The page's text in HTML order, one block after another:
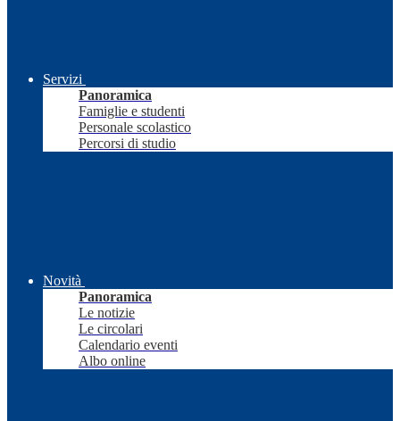
Servizi
Panoramica
Famiglie e studenti
Personale scolastico
Percorsi di studio
Novità
Panoramica
Le notizie
Le circolari
Calendario eventi
Albo online